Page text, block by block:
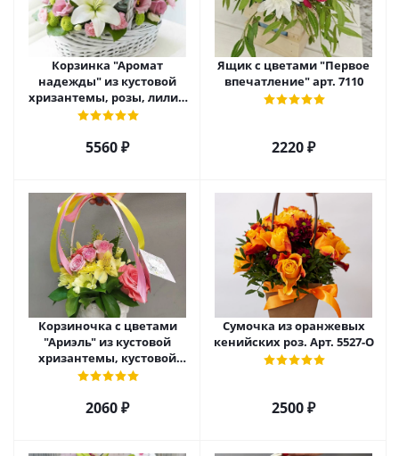
Корзинка "Аромат
надежды" из кустовой
хризантемы, розы, лилий
и эустомы. арт. 7751
5560 ₽
Ящик с цветами "Первое
впечатление" арт. 7110
2220 ₽
Корзиночка с цветами
"Ариэль" из кустовой
хризантемы, кустовой
розы и альстромерии арт.
2060 ₽
Сумочка из оранжевых
кенийских роз. Арт. 5527-О
2500 ₽